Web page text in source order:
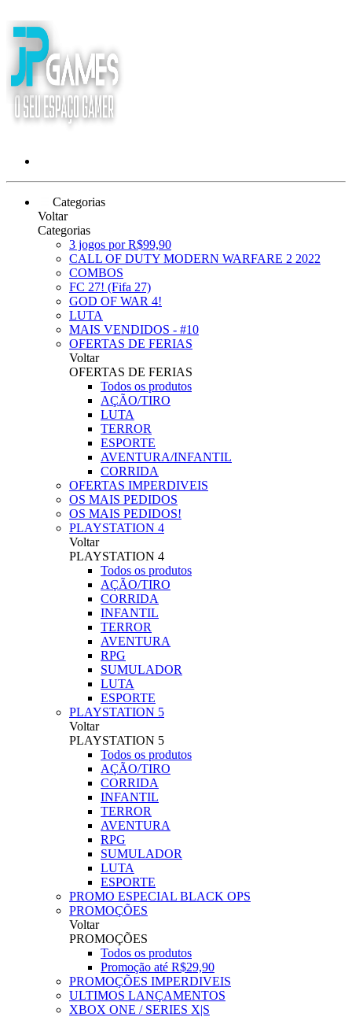
Categorias
Voltar
Categorias
3 jogos por R$99,90
CALL OF DUTY MODERN WARFARE 2 2022
COMBOS
FC 27! (Fifa 27)
GOD OF WAR 4!
LUTA
MAIS VENDIDOS - #10
OFERTAS DE FERIAS
Voltar
OFERTAS DE FERIAS
Todos os produtos
AÇÃO/TIRO
LUTA
TERROR
ESPORTE
AVENTURA/INFANTIL
CORRIDA
OFERTAS IMPERDIVEIS
OS MAIS PEDIDOS
OS MAIS PEDIDOS!
PLAYSTATION 4
Voltar
PLAYSTATION 4
Todos os produtos
AÇÃO/TIRO
CORRIDA
INFANTIL
TERROR
AVENTURA
RPG
SUMULADOR
LUTA
ESPORTE
PLAYSTATION 5
Voltar
PLAYSTATION 5
Todos os produtos
AÇÃO/TIRO
CORRIDA
INFANTIL
TERROR
AVENTURA
RPG
SUMULADOR
LUTA
ESPORTE
PROMO ESPECIAL BLACK OPS
PROMOÇÕES
Voltar
PROMOÇÕES
Todos os produtos
Promoção até R$29,90
PROMOÇÕES IMPERDIVEIS
ULTIMOS LANÇAMENTOS
XBOX ONE / SERIES X|S